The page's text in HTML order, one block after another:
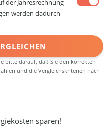
der Jahresrechnung
werden dadurch
bitte darauf, daß Sie den korrekten
und die Vergleichskriterien nach
sparen!